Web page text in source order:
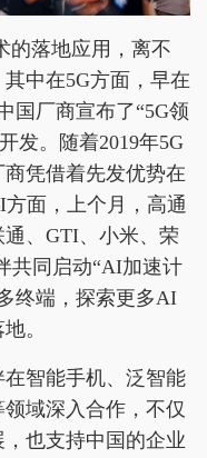
的落地应用，离不
中在5G方面，早在
国厂商宣布了“5G领
发。随着2019年5G
凭借着先发优势在
面，上个月，高通
、GTI、小米、荣
共同启动“AI加速计
终端，探索更多AI
。
智能手机、泛智能
域深入合作，不仅
也支持中国的企业